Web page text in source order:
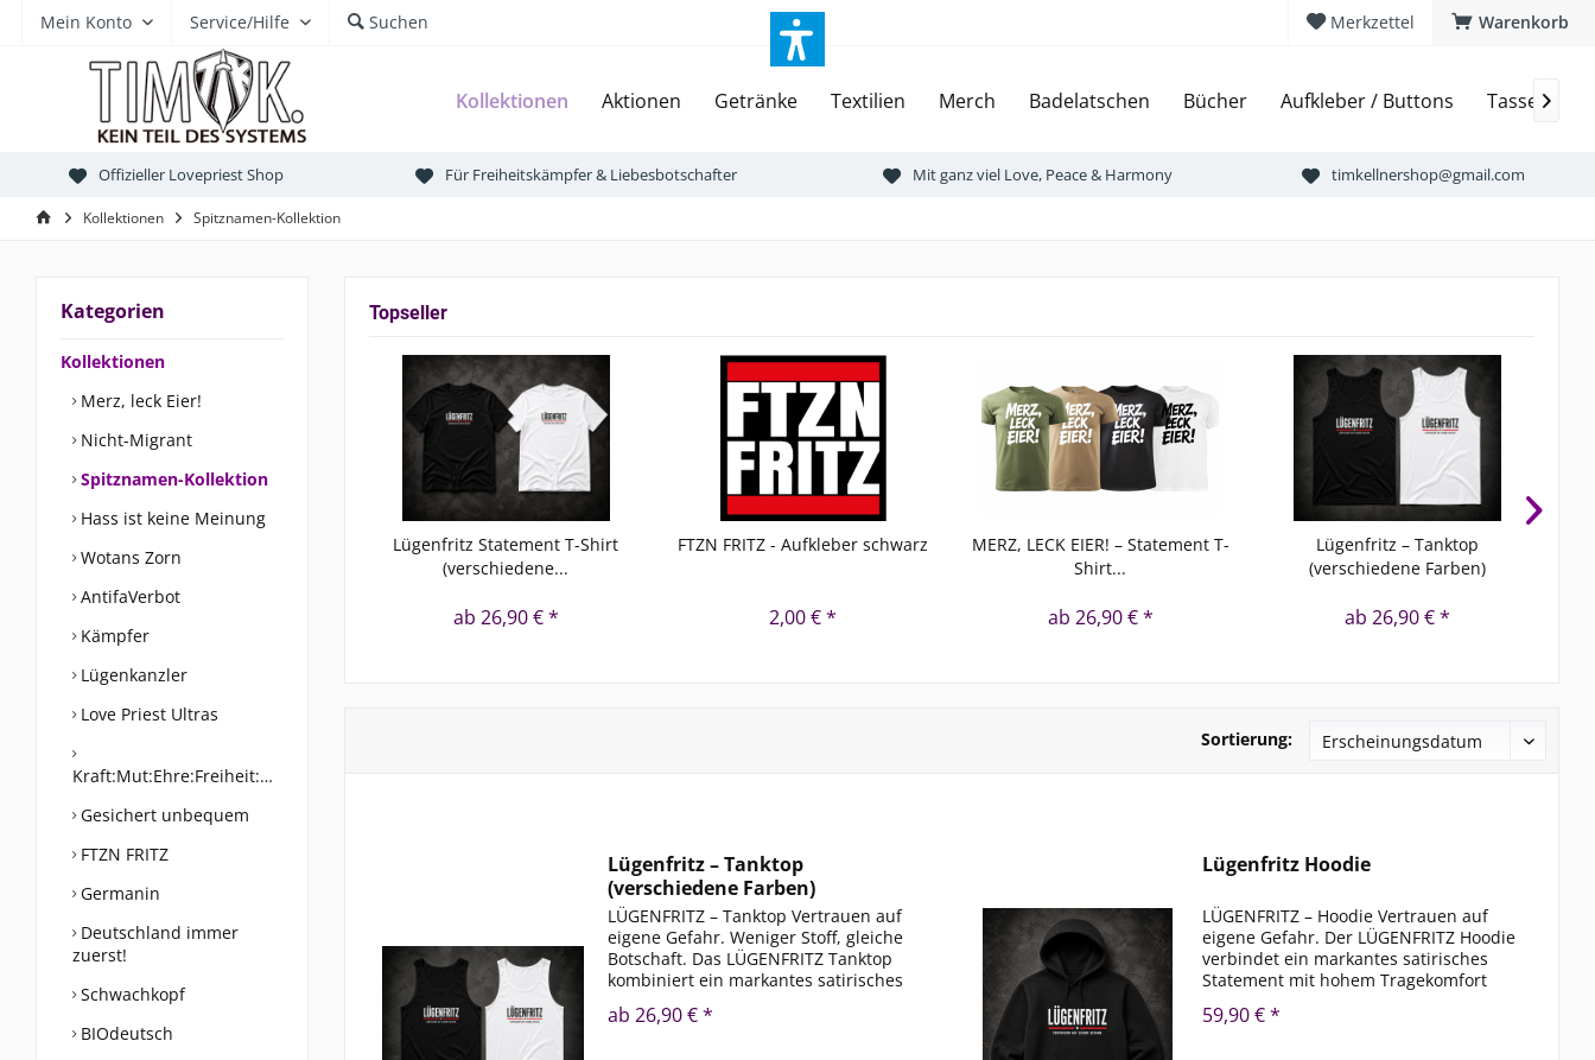
Warenkorb
Merkzettel
Mein Konto Service/Hilfe Suchen
Kollektionen Aktionen Getränke Textilien Merch Badelatschen Bücher Aufkleber / Buttons Tassen &

Offizieller Lovepriest Shop Für Freiheitskämpfer & Liebesbotschafter Mit ganz viel Love, Peace & Harmony timkellnershop@gmail.com
Kollektionen Spitznamen-Kollektion
Kategorien
Kollektionen
Merz, leck Eier!
Nicht-Migrant
Spitznamen-Kollektion
Hass ist keine Meinung
Wotans Zorn
AntifaVerbot
Kämpfer
Lügenkanzler
Love Priest Ultras
Kraft:Mut:Ehre:Freiheit:Werte
Gesichert unbequem
FTZN FRITZ
Germanin
Deutschland immer
zuerst!
Schwachkopf
BIOdeutsch
Topseller
Lügenfritz Statement T-Shirt
(verschiedene...
ab 26,90 € *
FTZN FRITZ - Aufkleber schwarz
2,00 € *
MERZ, LECK EIER! – Statement T-
Shirt...
ab 26,90 € *
Lügenfritz – Tanktop
(verschiedene Farben)
ab 26,90 € *
Sortierung:
Lügenfritz – Tanktop
(verschiedene Farben)
LÜGENFRITZ – Tanktop Vertrauen auf
eigene Gefahr. Weniger Stoff, gleiche
Botschaft. Das LÜGENFRITZ Tanktop
kombiniert ein markantes satirisches
Design mit einem sportlich-lässigen
Schnitt und hohem Tragekomfort. Ob
ab 26,90 € *
Lügenfritz Hoodie
LÜGENFRITZ – Hoodie Vertrauen auf
eigene Gefahr. Der LÜGENFRITZ Hoodie
verbindet ein markantes satirisches
Statement mit hohem Tragekomfort
Das auffällige Frontmotiv im
59,90 € *